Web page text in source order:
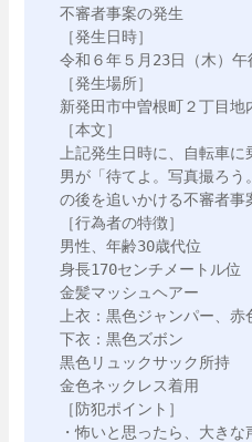
不審者事案の発生
［発生日時］
令和６年５月23日（木）午
［発生場所］
新発田市中曽根町２丁目地
［本文］
上記発生日時に、自転車に
男が「待てよ。写真撮ろ
の後を追いかける不審者事
［行為者の特徴］
男性、年齢30歳代位
身長170センチメートル位
金髪マッシュヘアー
上衣：黒色ジャンパー、赤
下衣：黒色ズボン
黒色リュックサック所持
金色ネックレス着用
［防犯ポイント］
・怖いと思ったら、大き